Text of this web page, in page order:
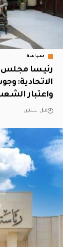
سياسة
رئيسا مجلس
الاتحادية:
واعتبار
قبل سنتين